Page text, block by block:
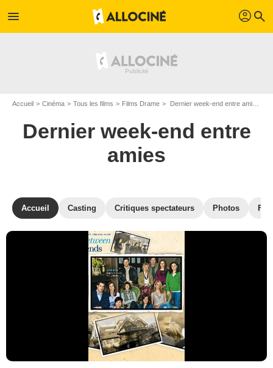
menu profil search
Accueil Cinéma Tous les films Films Drame Dernier week-end entre amies de Walter Klenhard
Dernier week-end entre
amies
Accueil Casting Critiques spectateurs Photos